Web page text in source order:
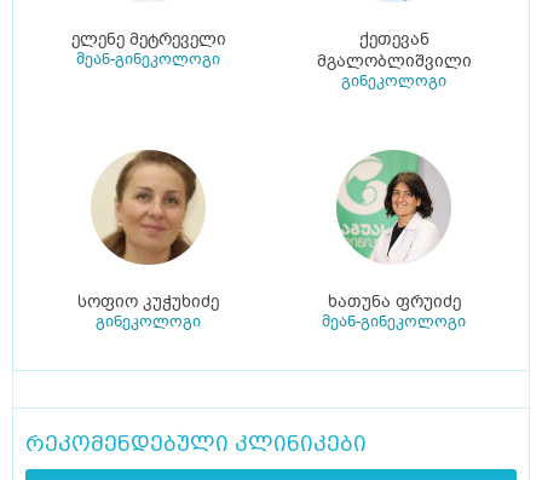
ელენე მეტრეველი
მეან-გინეკოლოგი
ქეთევან
მგალობლიშვილი
გინეკოლოგი
სოფიო კუჭუხიძე
გინეკოლოგი
ხათუნა ფრუიძე
მეან-გინეკოლოგი
რეკომენდებული კლინიკები